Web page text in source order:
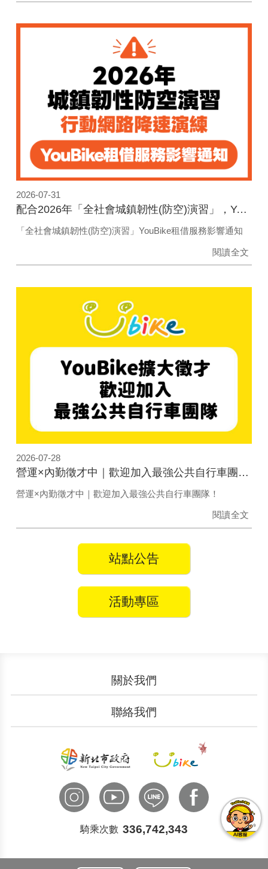
2026-07-31
配合2026年「全社會城鎮韌性(防空)演習」，YouBike租借服務影響通知
「全社會城鎮韌性(防空)演習」YouBike租借服務影響通知
閱讀全文
2026-07-28
營運×內勤徵才中｜歡迎加入最強公共自行車團隊！
營運×內勤徵才中｜歡迎加入最強公共自行車團隊！
閱讀全文
站點公告
活動專區
關於我們
加入我們
聯絡我們
廣告刊登
申請表單
國際諮詢
騎乘次數 336,742,343